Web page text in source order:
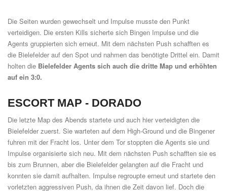
Die Seiten wurden gewechselt und Impulse musste den Punkt
verteidigen. Die ersten Kills sicherte sich Bingen Impulse und die
Agents gruppierten sich erneut. Mit dem nächsten Push schafften es
die Bielefelder auf den Spot und nahmen das benötigte Drittel ein. Damit
holten die Bielefelder Agents sich auch die dritte Map und erhöhten
auf ein 3:0.
ESCORT MAP - DORADO
Die letzte Map des Abends startete und auch hier verteidigten die
Bielefelder zuerst. Sie warteten auf dem High-Ground und die Bingener
fuhren mit der Fracht los. Unter dem Tor stoppten die Agents sie und
Impulse organisierte sich neu. Mit dem nächsten Push schafften sie es
bis zum Brunnen, aber die Bielefelder gelangten auf die Fracht und
konnten sie damit aufhalten. Impulse regroupte erneut und startete den
vorletzten aggressiven Push, da ihnen die Zeit davon lief. Doch die